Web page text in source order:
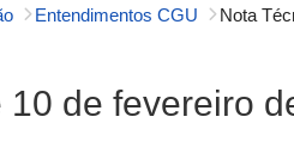
Entendimentos CGU
de fevereiro